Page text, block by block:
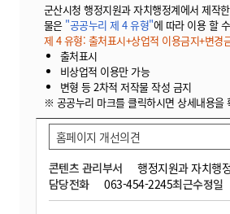
군산시청 행정지원과 자치행정계에서 제작한
물은 "공공누리 제 4 유형"에 따라 이용 할
제 4 유형: 출처표시+상업적 이용금지+변경
출처표시
비상업적 이용만 가능
변형 등 2차적 저작물 작성 금지
※ 공공누리 마크를 클릭하시면 상세내용을
콘텐츠 관리부서
행정지원과 자치행
담당전화
063-454-2245최근수정일
홈페이지 개선의견